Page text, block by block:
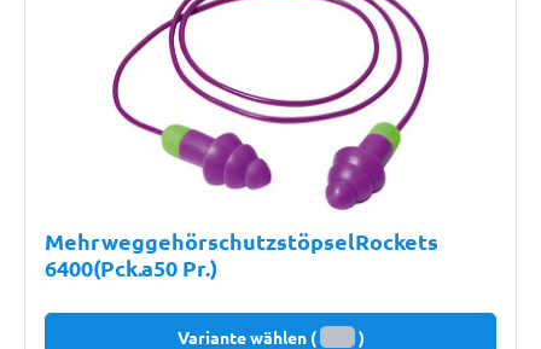
MehrweggehörschutzstöpselRockets
6400(Pck.a50 Pr.)
Variante wählen ( )